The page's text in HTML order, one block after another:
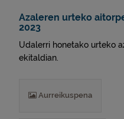
Azaleren urteko
2023
Udalerri honetako urteko
ekitaldian.
Aurreikuspena